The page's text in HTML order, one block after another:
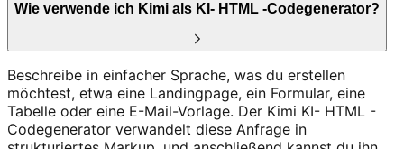
Wie verwende ich Kimi als KI- HTML -Codegenerator?
Beschreibe in einfacher Sprache, was du erstellen
möchtest, etwa eine Landingpage, ein Formular, eine
Tabelle oder eine E-Mail-Vorlage. Der Kimi KI- HTML -
Codegenerator verwandelt diese Anfrage in